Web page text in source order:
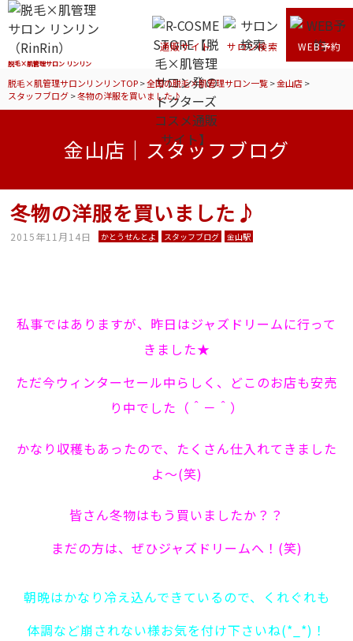
脱毛×肌管理サロン リンリン
通販サイト サロン検索 WEB予約
脱毛×肌管理サロンリンリンTOP>全国の脱毛×肌管理サロン一覧>金山店>
スタッフブログ>冬物の洋服を買いました♪
金山店｜スタッフブログ
冬物の洋服を買いました♪
2015年11月14日 かとうせんとよ スタッフブログ 金山駅
私事ではありますが、昨日はジャズドリームに行って
きました★
ただ今ウィンターセール中らしく、どこのお店も安売
り中でした（＾－＾）
かなり収穫もあったので、たくさん仕入れてきました
よ～(笑)
皆さん冬物はもう買いましたか？？
まだの方は、ぜひジャズドリームへ！(笑)
朝晩はかなり冷え込んできているので、くれぐれも
体調など崩されない様お気を付け下さいね(*_*)！